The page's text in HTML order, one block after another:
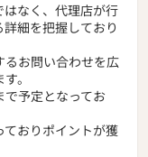
なく、代理店が行
細を把握しており
るお問い合わせを広
。
予定となってお
おりポイントが獲